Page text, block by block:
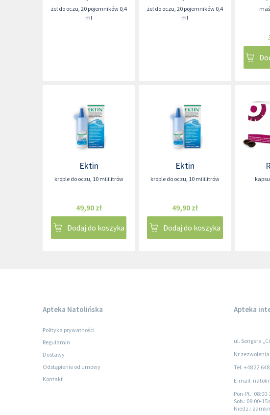
żel do oczu, 20 pojemników 0,4
ml
żel do oczu, 20 pojemników 0,4
ml
Ektin
krople do oczu, 10 mililitrów
49,90 zł
Dodaj do koszyka
Ektin
krople do oczu, 10 mililitrów
49,90 zł
Dodaj do koszyka
Apteka Natolińska
Polityka prywatności
Regulamin
Dostawy
Odstąpienie od umowy
Kontakt
Apteka
ul. Sengera
Nr
Tel: +48 22
E-mail:
Pon-Pt.:
Sob.: 09:00-
Niedz.: